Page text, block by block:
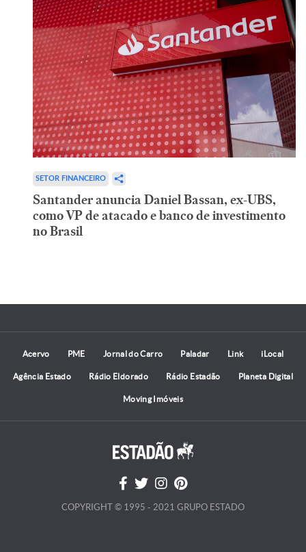
SETOR FINANCEIRO
Santander anuncia Daniel Bassan, ex-UBS,
como VP de atacado e banco de investimento
no Brasil
Acervo PME Jornal do Carro Paladar Link iLocal
Agência Estado Rádio Eldorado Rádio Estadão Planeta Digital
Moving Imóveis
COPYRIGHT © 1995 - 2021 GRUPO ESTADO